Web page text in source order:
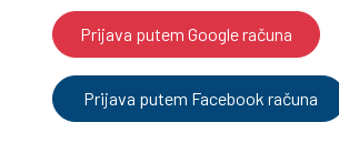
Prijava putem Google računa
Prijava putem Facebook računa